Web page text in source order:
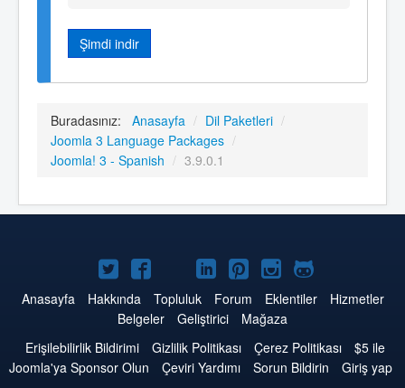
Şimdi indir
Buradasınız: Anasayfa / Dil Paketleri /
Joomla 3 Language Packages /
Joomla! 3 - Spanish / 3.9.0.1
Twitter'da
Joomla
Facebook'da
Joomla
YouTube'da
Joomla
LinkedIn'de
Joomla
Pinterest'de
Joomla
Instagram'da
Joomla
GitHub'da
Joomla
Anasayfa Hakkında Topluluk Forum Eklentiler
Hizmetler
Belgeler
Geliştirici
Mağaza
Erişilebilirlik Bildirimi
Gizlilik Politikası Çerez Politikası
$5 ile
Joomla'ya Sponsor Olun
Çeviri Yardımı Sorun Bildirin
Giriş yap